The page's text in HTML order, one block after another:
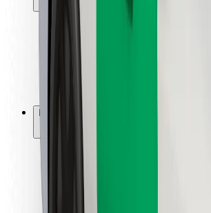
Lokality
Řešení pro města
Nabíjecí stanice Bolt
Podpora
Pro cestující
Pro řidiče